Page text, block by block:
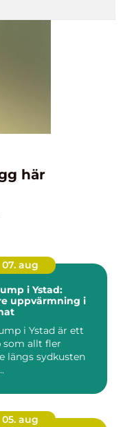
här
07. aug
i Ystad:
uppvärmning i
i Ystad är ett
som allt fler
längs sydkusten
05. aug